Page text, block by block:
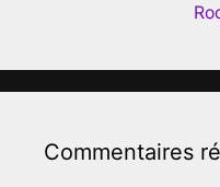
Commentaires